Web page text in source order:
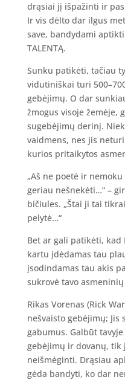
drąsiai jį išpažinti ir
Ir vis dėlto dar ilgus
save, bandydami
TALENTĄ.
Sunku patikėti, tačiau
vidutiniškai turi
gebėjimų. O dar
žmogus visoje žemėje,
sugebėjimų derinį.
vaidmens, nes jis
kurios pritaikytos
„Aš ne poetė ir
geriau nešnekėti…“ –
bičiules. „Štai ji tai
pelytė…“
Bet ar gali patikėti,
kartu įdėdamas tau
įsodindamas tau akis
sukrovė tavo
Rikas Vorenas (Rick
nešvaisto gebėjimų;
gabumus. Galbūt
gebėjimų ir dovanų, tik
neišmėginti. Drąsiau
gėda bandyti, ko dar